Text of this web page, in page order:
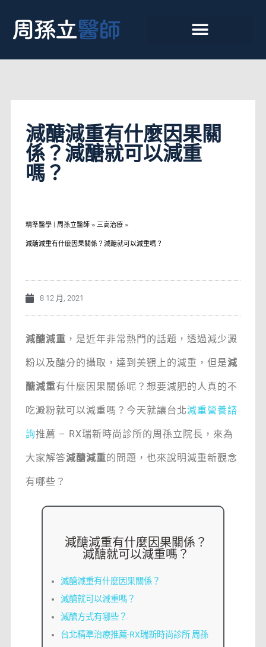
減醣減重有什麼因果關
係？減醣就可以減重
嗎？
精準醫學 | 周孫立醫師 » 三高治療 »
減醣減重有什麼因果關係？減醣就可以減重嗎？
8 12 月, 2021
減醣減重 ，是近年非常熱門的話題，透過減少澱
粉以及醣分的攝取，達到美觀上的減重，但是減
醣減重有什麼因果關係呢？想要減肥的人真的不
吃澱粉就可以減重嗎？今天就讓台北減重營養諮
詢推薦 – RX瑞新時尚診所的周孫立院長，來為
大家解答減醣減重的問題，也來說明減重新觀念
有哪些？
減醣減重有什麼因果關係？
減醣就可以減重嗎？
減醣減重有什麼因果關係？
減醣就可以減重嗎？
減醣方式有哪些？
台北精準治療推薦-RX瑞新時尚診所 周孫